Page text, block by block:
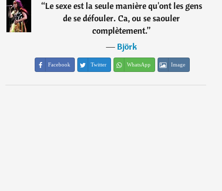
“Le sexe est la seule manière qu'ont les gens
de se défouler. Ca, ou se saouler
complètement.”
―Björk
Facebook Twitter WhatsApp Image